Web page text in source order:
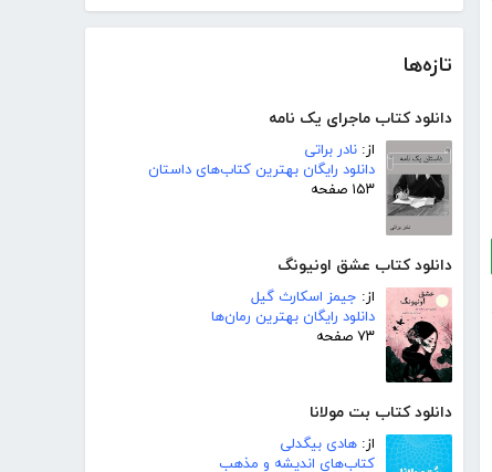
تازه‌ها
دانلود کتاب ماجرای یک نامه
از: نادر براتی
دانلود رایگان بهترین کتاب‌های داستان
۱۵۳ صفحه
دانلود کتاب عشق اونیونگ
از: جیمز اسکارث گیل
دانلود رایگان بهترین رمان‌ها
۷۳ صفحه
دانلود کتاب بت مولانا
از: هادی بیگدلی
کتاب‌های اندیشه و مذهب